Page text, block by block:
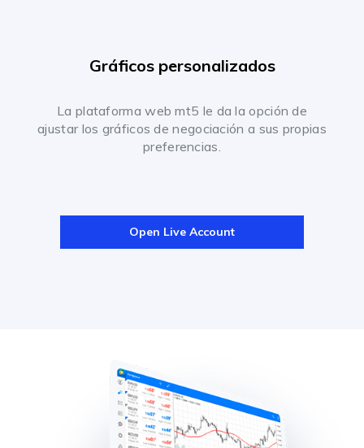
Gráficos personalizados
La plataforma web mt5 le da la opción de
ajustar los gráficos de negociación a sus propias
preferencias.
Open Live Account